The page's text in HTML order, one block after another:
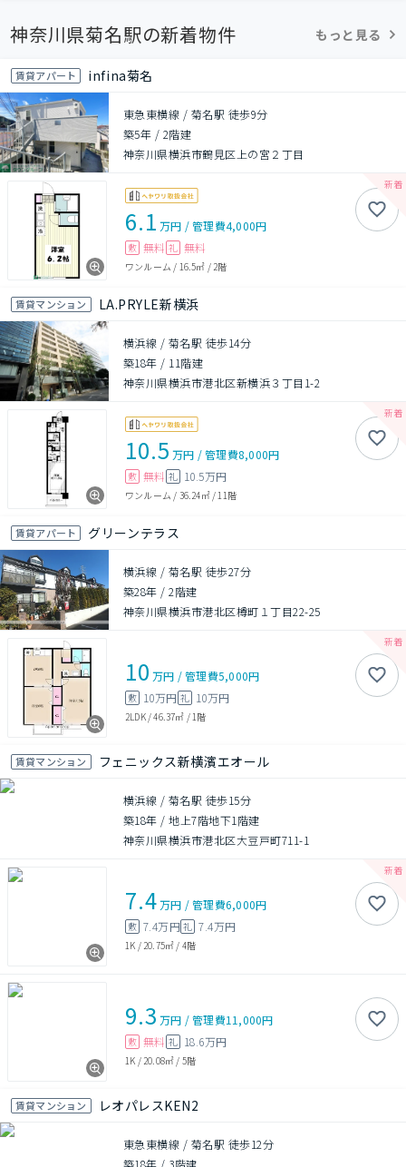
神奈川県菊名駅の新着物件 もっと見る
賃貸アパート infina菊名
東急東横線 / 菊名駅 徒歩9分
築5年 / 2階建
神奈川県横浜市鶴見区上の宮２丁目
6.1 万円 /管理費4,000円
敷 無料 礼 無料
ワンルーム / 16.5㎡ /2階
賃貸マンション LA.PRYLE新横浜
横浜線 / 菊名駅 徒歩14分
築18年 / 11階建
神奈川県横浜市港北区新横浜３丁目1-2
10.5 万円 /管理費8,000円
敷 無料 礼 10.5万円
ワンルーム / 36.24㎡/11階
賃貸アパート グリーンテラス
横浜線 / 菊名駅 徒歩27分
築28年 /2階建
神奈川県横浜市港北区樽町１丁目22-25
10 万円 /管理費5,000円
敷 10万円 礼 10万円
2LDK/46.37㎡ / 1階
賃貸マンション フェニックス新横濱エオール
横浜線 / 菊名駅 徒歩15分
築18年 /地上7階地下1階建
神奈川県横浜市港北区大豆戸町711-1
7.4万円 /管理費6,000円
敷 7.4万円礼 7.4万円
1K / 20.75㎡ / 4階
9.3 万円 /管理費11,000円
敷 無料 礼 18.6万円
1K / 20.08㎡ / 5階
賃貸マンション レオパレスKEN2
東急東横線 / 菊名駅 徒歩12分
築18年 / 3階建